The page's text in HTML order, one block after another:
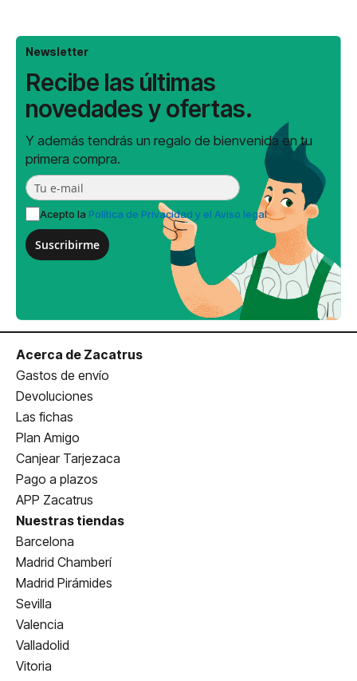
Newsletter
Recibe las últimas
novedades y ofertas.
Y además tendrás un regalo de bienvenida en tu
primera compra.
Acepto la Política de Privacidad y el Aviso legal
Suscribirme
Acerca de Zacatrus
Gastos de envío
Devoluciones
Las fichas
Plan Amigo
Canjear Tarjezaca
Pago a plazos
APP Zacatrus
Nuestras tiendas
Barcelona
Madrid Chamberí
Madrid Pirámides
Sevilla
Valencia
Valladolid
Vitoria